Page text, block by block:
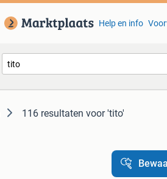
Help en info
116 resultaten voor 'tito'